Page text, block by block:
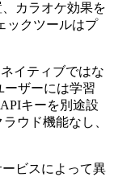
カラオケ効果を
ックツールはプ
イティブではな
ザーには学習
キーを別途設
ウド機能なし、
ビスによって異